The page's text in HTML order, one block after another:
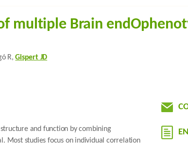
multiple Brain
R,Gispert JD
and function by combining
Most studies focus on individual correlation